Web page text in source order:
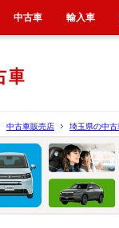
中古車販売店 埼玉県の中
中古車 輸入車